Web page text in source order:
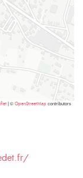
© OpenStreetMap contributors